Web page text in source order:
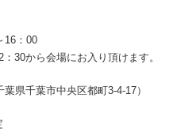
16：00
30から会場にお入り頂けます。
葉県千葉市中央区都町3-4-17）